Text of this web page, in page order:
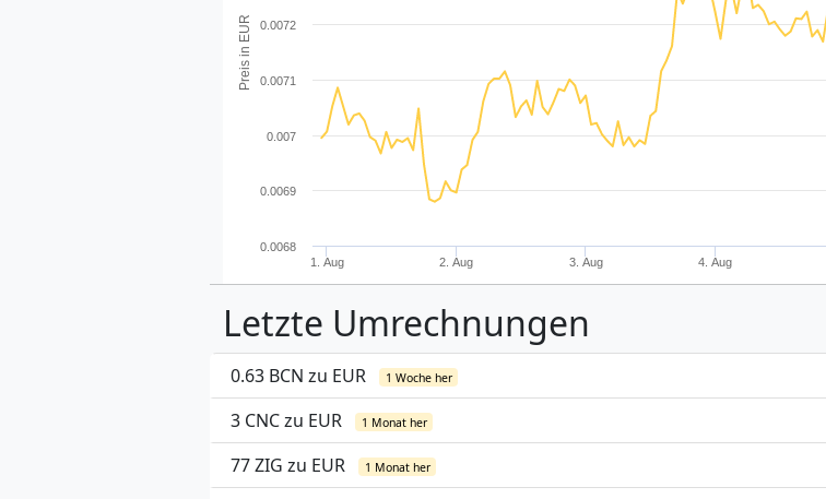
Preis in EUR
1. Aug 2. Aug 3. Aug 4. Aug
0.0068
0.0069
0.007
0.0071
0.0072
Letzte Umrechnungen
0.63 BCN zu EUR 1 Woche her
3 CNC zu EUR 1 Monat her
77 ZIG zu EUR 1 Monat her